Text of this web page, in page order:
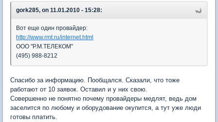
gork285, on 11.01.2010 - 15:28:
Вот еще один провайдер:
http://www.rmt.ru/internet.html
ООО "Р.М.ТЕЛЕКОМ"
(495) 988-8212
Спасибо за информацию. Пообщался. Сказали, что тоже
работают от 10 заявок. Оставил и у них свою.
Совершенно не понятно почему провайдеры медлят, ведь дом
заселится по любому и оборудование окупится, а тут уже люди
готовы платить.